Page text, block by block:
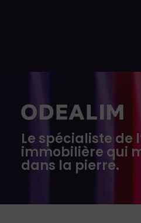
Le spécialiste de
immobilière qui
dans la pierre.